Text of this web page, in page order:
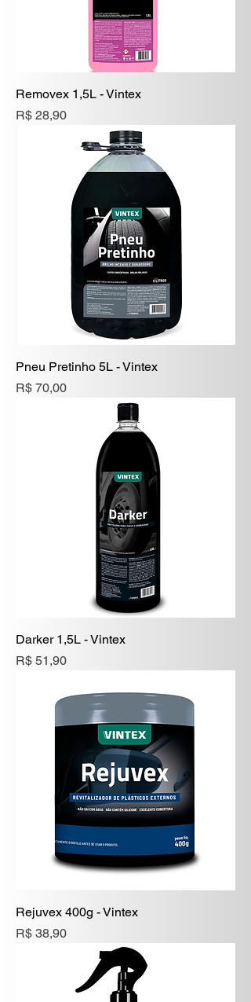
Removex 1,5L - Vintex
Preço
R$ 28,90
Pneu Pretinho 5L - Vintex
Preço
R$ 70,00
Darker 1,5L - Vintex
Preço
R$ 51,90
Rejuvex 400g - Vintex
Preço
R$ 38,90